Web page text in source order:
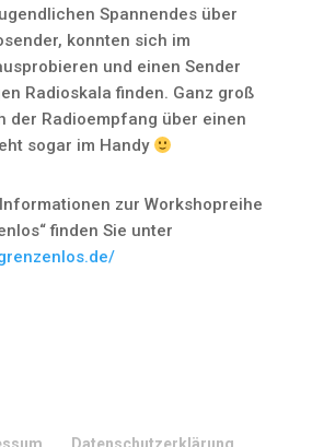
Spannendes über
konnten sich im
und einen Sender
Radioskala finden. Ganz groß
der Radioempfang über einen
sogar im Handy
zur Workshopreihe
finden Sie unter